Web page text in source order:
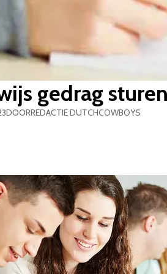
gedrag
DOORREDACTIE DUTCHCOWBOYS